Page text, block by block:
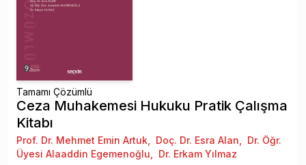
Tamamı Çözümlü
Ceza Muhakemesi Hukuku Pratik Çalışma
Kitabı
Prof. Dr. Mehmet Emin Artuk, Doç. Dr. Esra Alan, Dr. Öğr.
Üyesi Alaaddin Egemenoğlu, Dr. Erkam Yılmaz